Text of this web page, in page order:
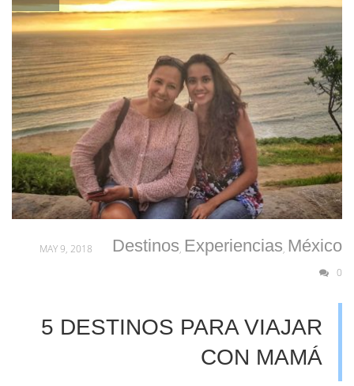
Destinos, Experiencias, México
MAY 9, 2018
0
5 DESTINOS PARA VIAJAR
CON MAMÁ